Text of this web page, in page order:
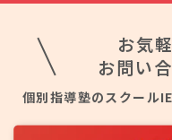
お気
お問い
個別指導塾のスクール